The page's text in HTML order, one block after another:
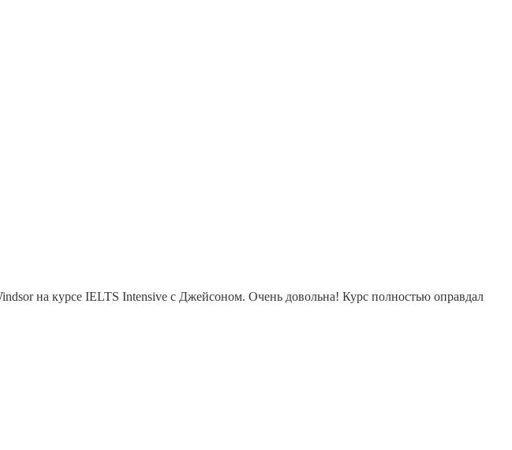
на курсе IELTS Intensive с Джейсоном. Очень довольна! Курс полностью оправдал